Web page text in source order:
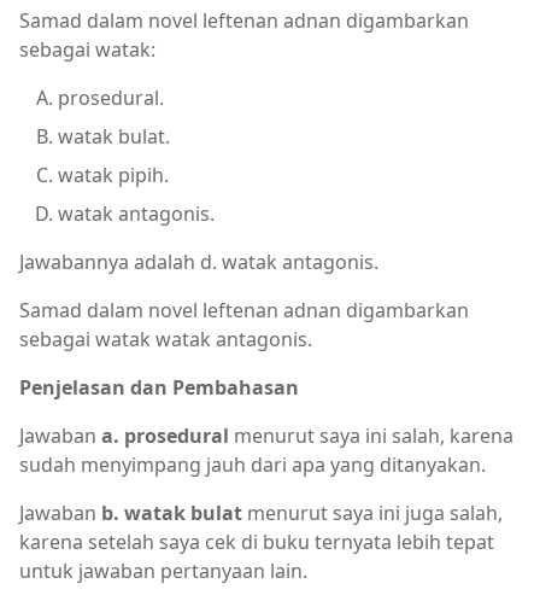
Samad dalam novel leftenan adnan digambarkan
sebagai watak:
prosedural.
watak bulat.
watak pipih.
watak antagonis.
Jawabannya adalah d. watak antagonis.
Samad dalam novel leftenan adnan digambarkan
sebagai watak watak antagonis.
Penjelasan dan Pembahasan
Jawaban a. prosedural menurut saya ini salah, karena
sudah menyimpang jauh dari apa yang ditanyakan.
Jawaban b. watak bulat menurut saya ini juga salah,
karena setelah saya cek di buku ternyata lebih tepat
untuk jawaban pertanyaan lain.